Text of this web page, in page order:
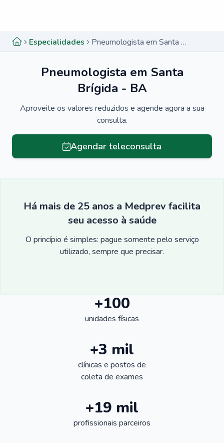
Especialidades Pneumologista em Santa Brígida - BA
Pneumologista em Santa
Brígida - BA
Aproveite os valores reduzidos e agende agora a sua
consulta.
Agendar teleconsulta
Há mais de 25 anos a Medprev facilita
seu acesso à saúde
O princípio é simples: pague somente pelo serviço
utilizado, sempre que precisar.
+100
unidades físicas
+3 mil
clínicas e postos de
coleta de exames
+19 mil
profissionais parceiros